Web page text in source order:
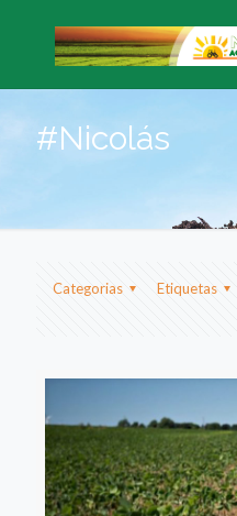
#Nicolás
Categorias Etiquetas